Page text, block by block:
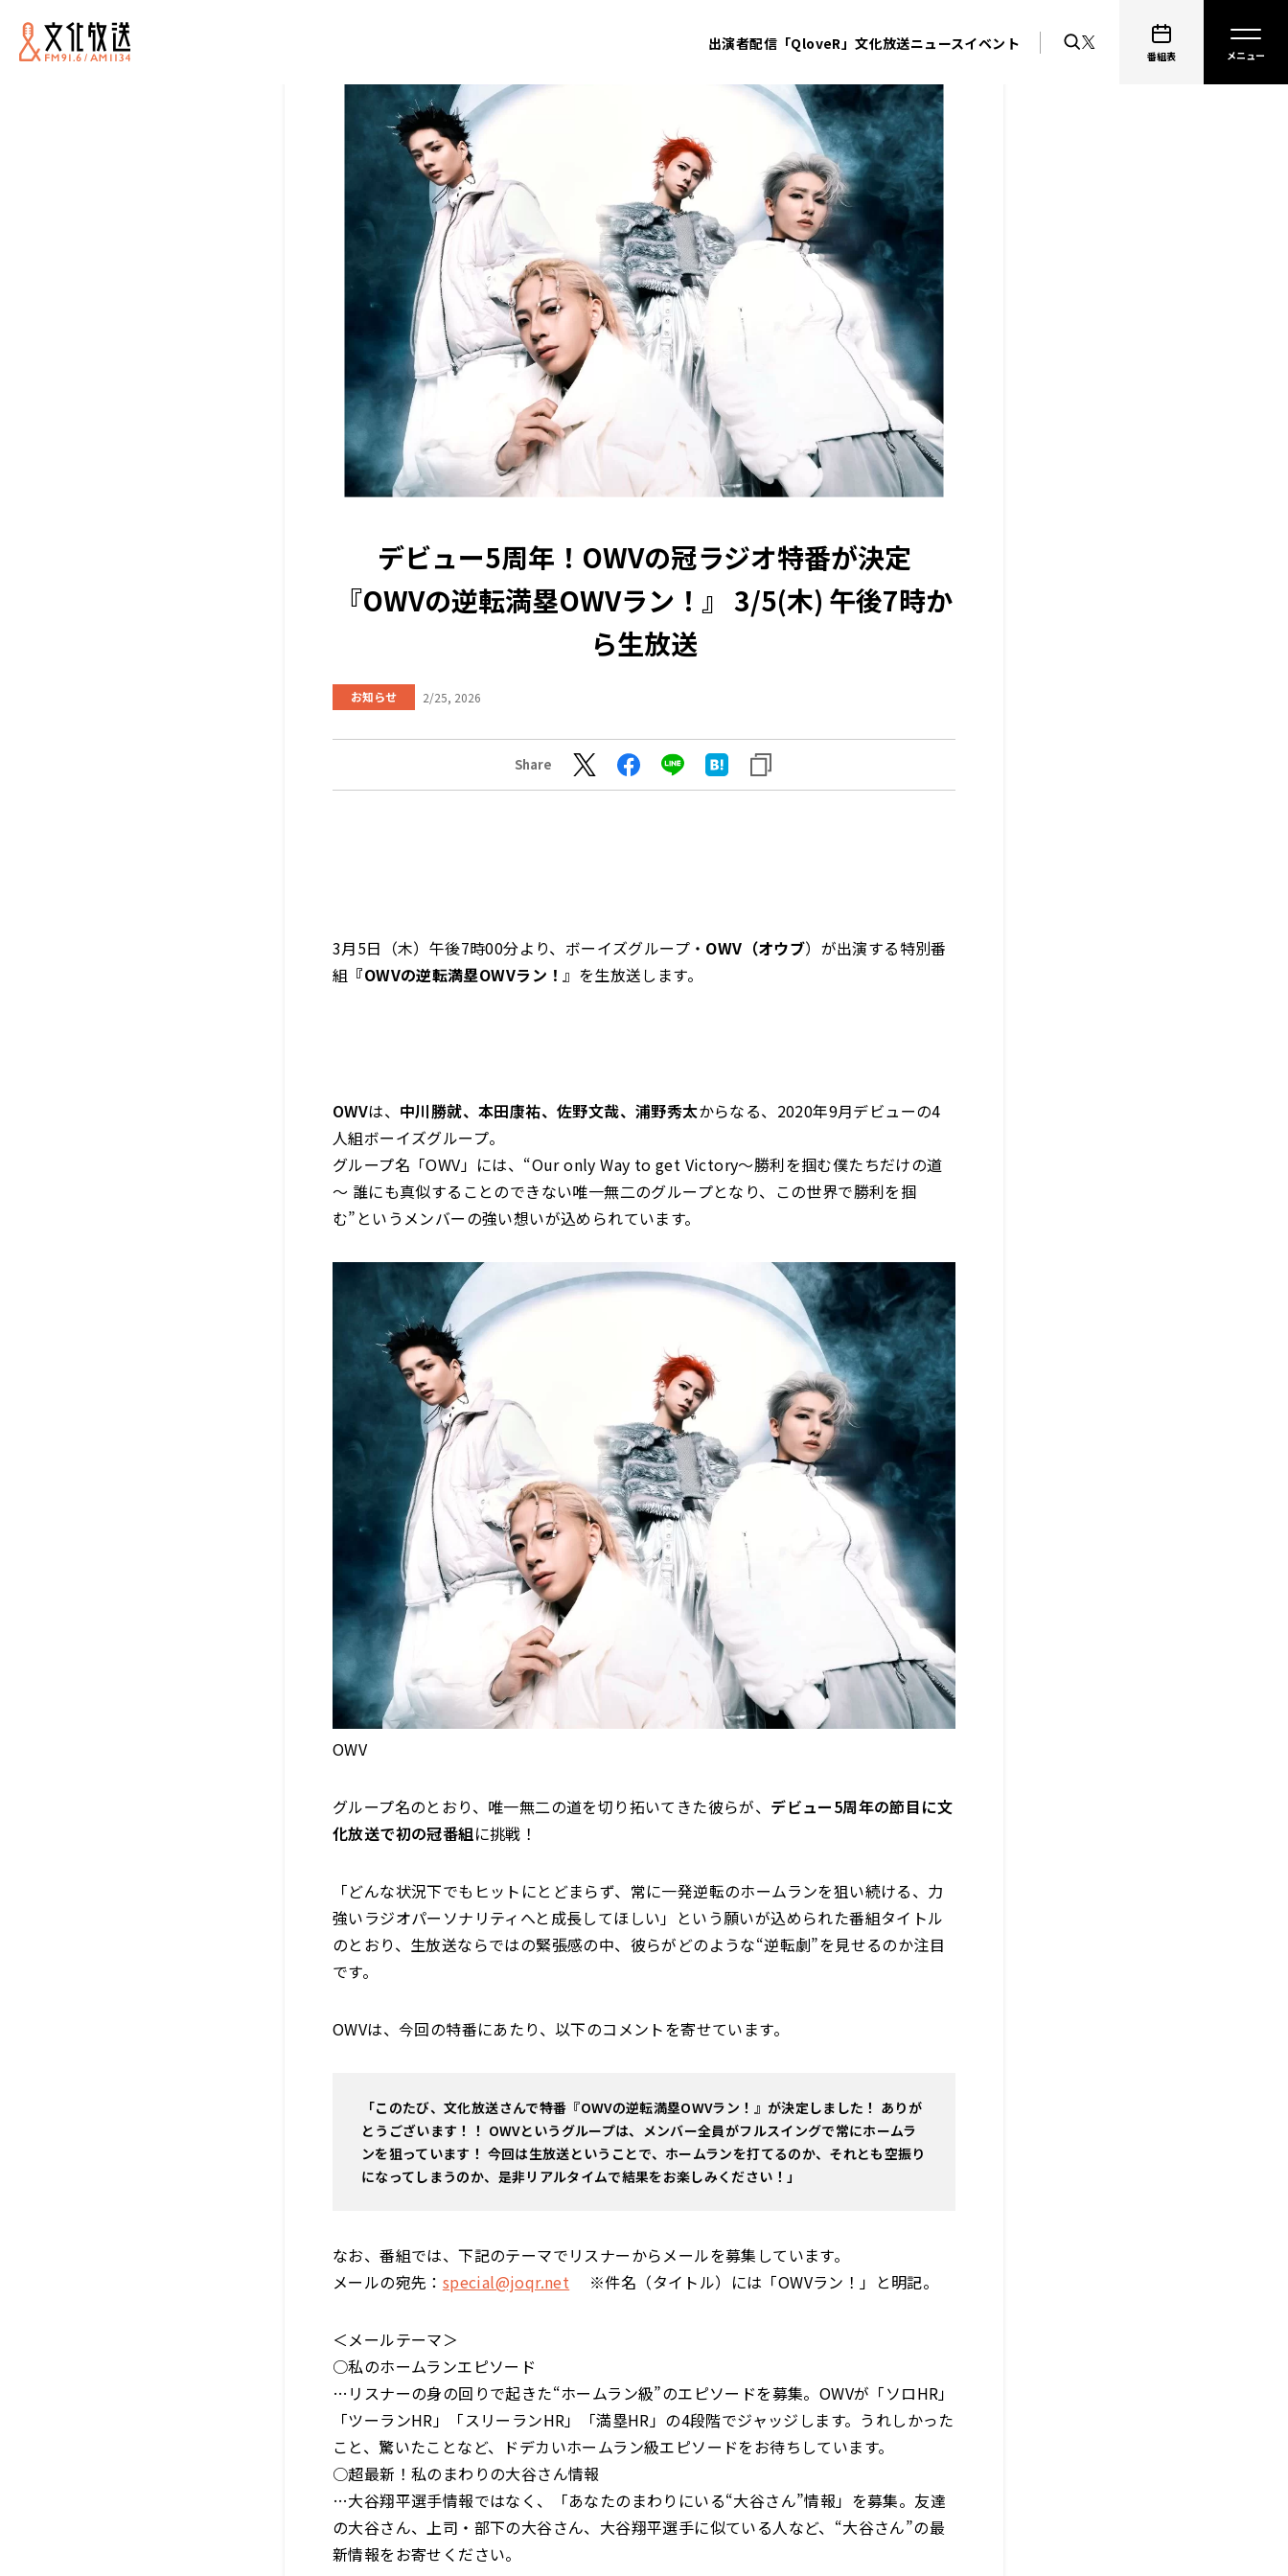
出演者配信「QloveR」文化放送ニュースイベント
番組表
デビュー5周年！OWVの冠ラジオ特番が決定
『OWVの逆転満塁OWVラン！』 3/5(木) 午後7時か
ら生放送
お知らせ 2/25, 2026
Share
3月5日（木）午後7時00分より、ボーイズグループ・ OWV（オウブ）が出演する特別番
組 『OWVの逆転満塁OWVラン！ 』を生放送します。
OWVは、 中川勝就、本田康祐、佐野文哉、浦野秀太からなる、2020年9月デビューの4
人組ボーイズグループ。
グループ名「OWV」には、“Our only Way to get Victory～勝利を掴む僕たちだけの道
～ 誰にも真似することのできない唯一無二のグループとなり、この世界で勝利を掴
む”というメンバーの強い想いが込められています。
OWV
グループ名のとおり、唯一無二の道を切り拓いてきた彼らが、 デビュー5周年の節目に文
化放送で初の冠番組に挑戦！
「どんな状況下でもヒットにとどまらず、常に一発逆転のホームランを狙い続ける、力
強いラジオパーソナリティへと成長してほしい」という願いが込められた番組タイトル
のとおり、生放送ならではの緊張感の中、彼らがどのような“逆転劇”を見せるのか注目
です。
OWVは、今回の特番にあたり、以下のコメントを寄せています。
「このたび、文化放送さんで特番『OWVの逆転満塁OWVラン！』が決定しました！ ありが
とうございます！！ OWVというグループは、メンバー全員がフルスイングで常にホームラ
ンを狙っています！ 今回は生放送ということで、ホームランを打てるのか、それとも空振り
になってしまうのか、是非リアルタイムで結果をお楽しみください！」
なお、番組では、下記のテーマでリスナーからメールを募集しています。
メールの宛先： special@joqr.net ※件名（タイトル）には「OWVラン！」と明記。
＜メールテーマ＞
○私のホームランエピソード
…リスナーの身の回りで起きた“ホームラン級”のエピソードを募集。OWVが「ソロHR」
「ツーランHR」「スリーランHR」「満塁HR」の4段階でジャッジします。うれしかった
こと、驚いたことなど、ドデカいホームラン級エピソードをお待ちしています。
○超最新！私のまわりの大谷さん情報
…大谷翔平選手情報ではなく、「あなたのまわりにいる“大谷さん”情報」を募集。友達
の大谷さん、上司・部下の大谷さん、大谷翔平選手に似ている人など、“大谷さん”の最
新情報をお寄せください。